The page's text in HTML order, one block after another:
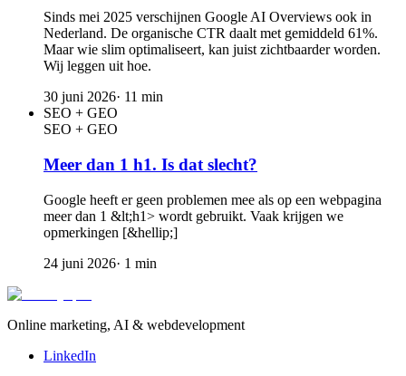
Sinds mei 2025 verschijnen Google AI Overviews ook in
Nederland. De organische CTR daalt met gemiddeld 61%.
Maar wie slim optimaliseert, kan juist zichtbaarder worden.
Wij leggen uit hoe.
30 juni 2026· 11 min
SEO + GEO
SEO + GEO
Meer dan 1 h1. Is dat slecht?
Google heeft er geen problemen mee als op een webpagina
meer dan 1 &lt;h1> wordt gebruikt. Vaak krijgen we
opmerkingen [&hellip;]
24 juni 2026· 1 min
Online marketing, AI & webdevelopment
LinkedIn